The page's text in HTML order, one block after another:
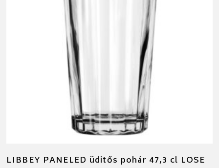
LIBBEY PANELED üditős pohár 47,3 cl LOSE